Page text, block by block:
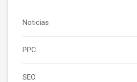
Noticias
PPC
SEO